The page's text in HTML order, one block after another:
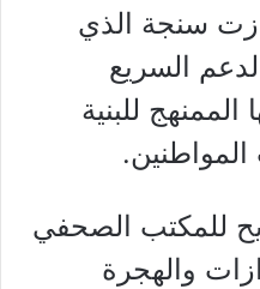
سنجة الذي
السريع
للبنية
للمكتب الصحفي
والهجرة